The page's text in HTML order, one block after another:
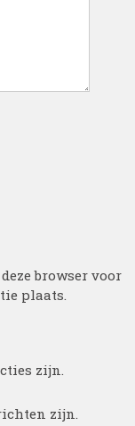
browser voor
plaats.
zijn.
zijn.